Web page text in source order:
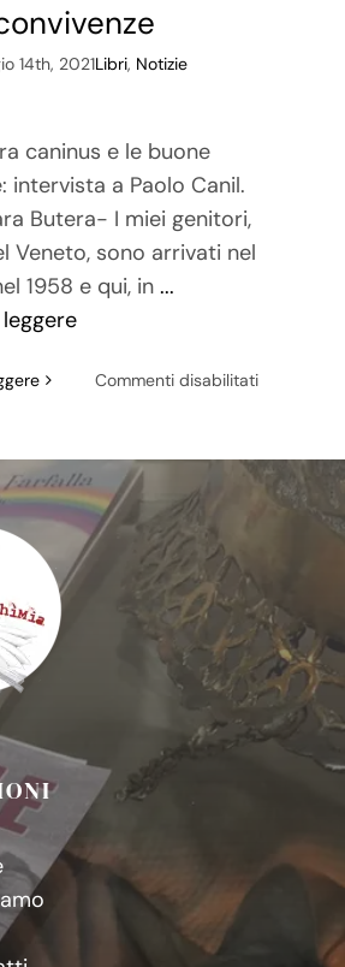
14th, 2021Libri, Notizie
caninus e le buone
intervista a Paolo Canil.
Butera- I miei genitori,
Veneto, sono arrivati nel
1958 e qui, in ...
Commenti disabilitatisu
caninus